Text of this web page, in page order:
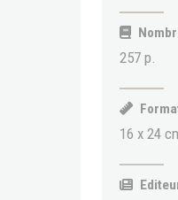
257 p.
16 x 24